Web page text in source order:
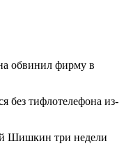
обвинил фирму в
Шишкин три недели